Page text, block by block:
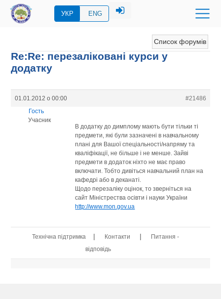
УКР ENG
Список форумів
Re:Re: перезаліковані курси у
додатку
01.01.2012 о 00:00
#21486
Гость
Учасник
В додатку до димплому мають бути тільки ті
предмети, які були зазначені в навчальному
плані для Вашої спеціальності/напряму та
кваліфікації, не більше і не менше. Зайві
предмети в додаток ніхто не має право
включати. Тобто дивіться навчальний план на
кафедрі або в деканаті.
Щодо перезаліку оцінок, то зверніться на
сайт Міністрества осівти і науки України
http://www.mon.gov.ua
Технічна підтримка | Контакти |
Питання -
відповідь